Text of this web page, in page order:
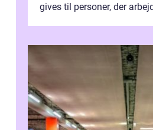
gives til personer, der